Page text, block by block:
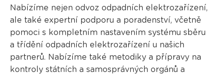
Nabízíme nejen odvoz odpadních elektrozařízení,
ale také expertní podporu a poradenství, včetně
pomoci s kompletním nastavením systému sběru
a třídění odpadních elektrozařízení u našich
partnerů. Nabízíme také metodiky a přípravy na
kontroly státních a samosprávných orgánů a